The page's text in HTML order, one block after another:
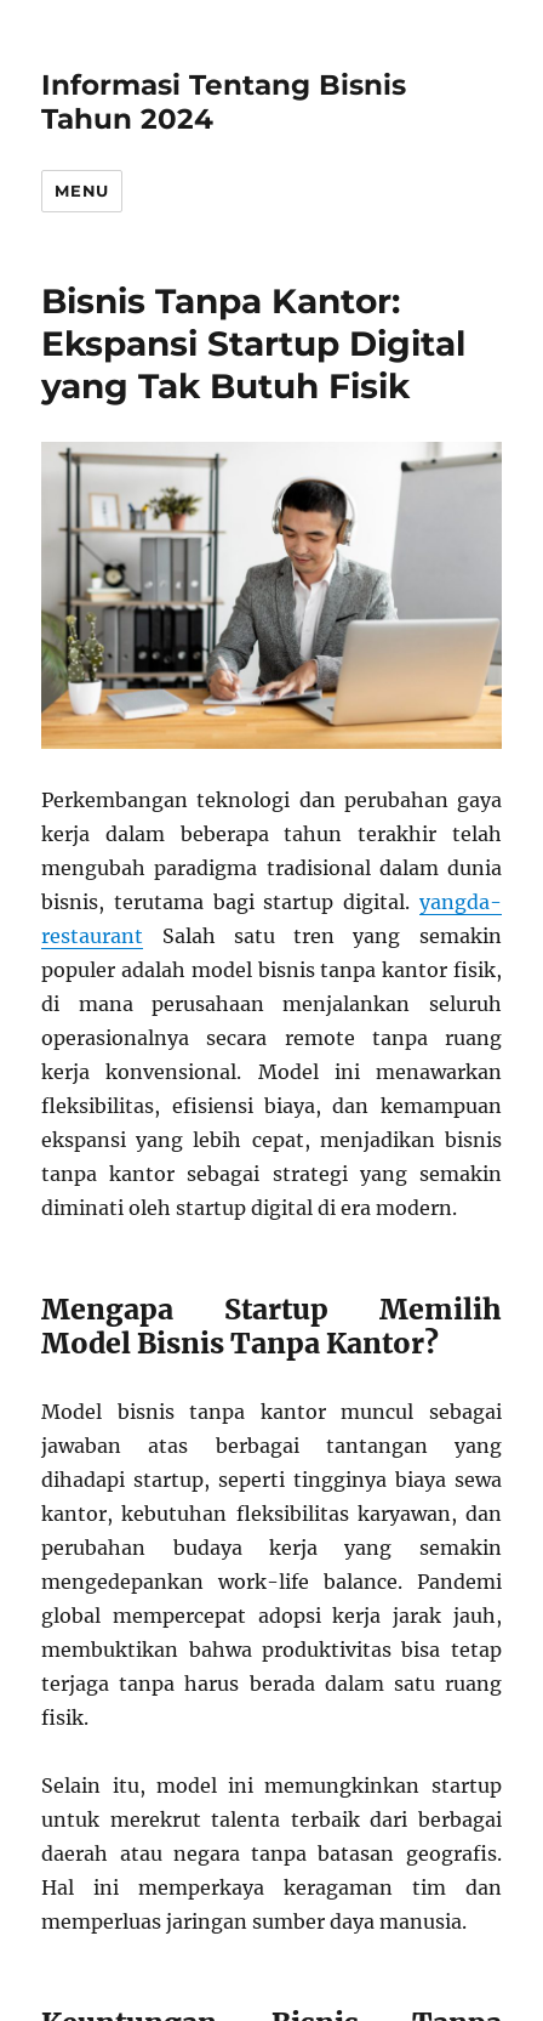
Informasi Tentang Bisnis
Tahun 2024
MENU
Bisnis Tanpa Kantor:
Ekspansi Startup Digital
yang Tak Butuh Fisik
Perkembangan teknologi dan perubahan gaya
kerja dalam beberapa tahun terakhir telah
mengubah paradigma tradisional dalam dunia
bisnis, terutama bagi startup digital. yangda-
restaurant Salah satu tren yang semakin
populer adalah model bisnis tanpa kantor fisik,
di mana perusahaan menjalankan seluruh
operasionalnya secara remote tanpa ruang
kerja konvensional. Model ini menawarkan
fleksibilitas, efisiensi biaya, dan kemampuan
ekspansi yang lebih cepat, menjadikan bisnis
tanpa kantor sebagai strategi yang semakin
diminati oleh startup digital di era modern.
Mengapa Startup Memilih
Model Bisnis Tanpa Kantor?
Model bisnis tanpa kantor muncul sebagai
jawaban atas berbagai tantangan yang
dihadapi startup, seperti tingginya biaya sewa
kantor, kebutuhan fleksibilitas karyawan, dan
perubahan budaya kerja yang semakin
mengedepankan work-life balance. Pandemi
global mempercepat adopsi kerja jarak jauh,
membuktikan bahwa produktivitas bisa tetap
terjaga tanpa harus berada dalam satu ruang
fisik.
Selain itu, model ini memungkinkan startup
untuk merekrut talenta terbaik dari berbagai
daerah atau negara tanpa batasan geografis.
Hal ini memperkaya keragaman tim dan
memperluas jaringan sumber daya manusia.